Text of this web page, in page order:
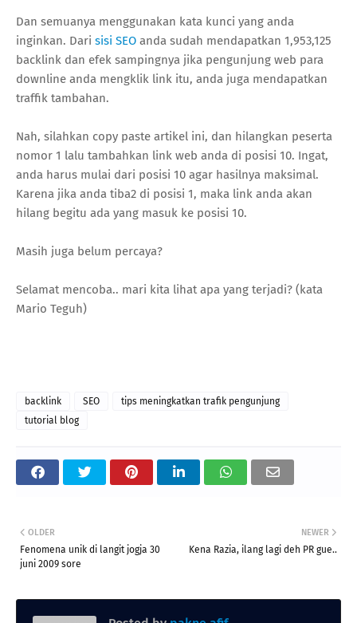
Dan semuanya menggunakan kata kunci yang anda
inginkan. Dari sisi SEO anda sudah mendapatkan 1,953,125
backlink dan efek sampingnya jika pengunjung web para
downline anda mengklik link itu, anda juga mendapatkan
traffik tambahan.
Nah, silahkan copy paste artikel ini, dan hilangkan peserta
nomor 1 lalu tambahkan link web anda di posisi 10. Ingat,
anda harus mulai dari posisi 10 agar hasilnya maksimal.
Karena jika anda tiba2 di posisi 1, maka link anda akan
hilang begitu ada yang masuk ke posisi 10.
Masih juga belum percaya?
Selamat mencoba.. mari kita lihat apa yang terjadi? (kata
Mario Teguh)
backlink SEO
tips meningkatkan trafik pengunjung
tutorial blog
NEWER
Kena Razia, ilang lagi deh PR gue..
OLDER
Fenomena unik di langit jogja 30
juni 2009 sore